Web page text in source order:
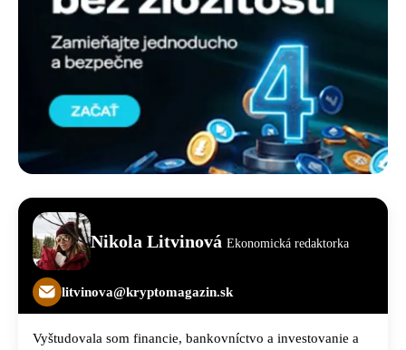
Nikola Litvinová Ekonomická redaktorka
litvinova@kryptomagazin.sk
Vyštudovala som financie, bankovníctvo a investovanie a